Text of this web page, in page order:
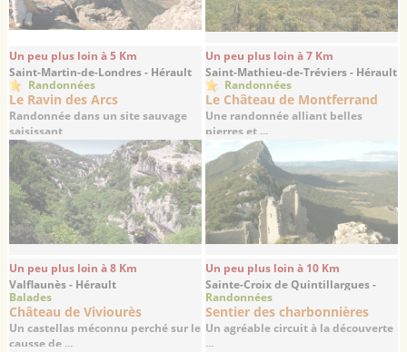
Un peu plus loin à 5 Km
Saint-Martin-de-Londres - Hérault
Randonnées
Le Ravin des Arcs
Randonnée dans un site sauvage
saisissant
Un peu plus loin à 7 Km
Saint-Mathieu-de-Tréviers - Hérault
Randonnées
Le Château de Montferrand
Une randonnée alliant belles
pierres et ...
Un peu plus loin à 8 Km
Valflaunès - Hérault
Balades
Château de Viviourès
Un castellas méconnu perché sur le
causse de ...
Un peu plus loin à 10 Km
Sainte-Croix de Quintillargues -
Hérault
Randonnées
Sentier des charbonnières
Un agréable circuit à la découverte
...